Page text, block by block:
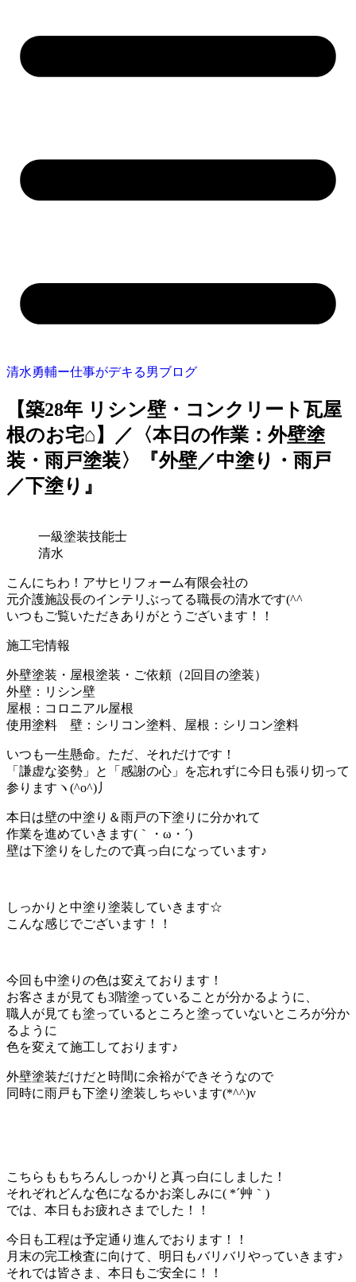
清水勇輔ー仕事がデキる男ブログ
【築28年 リシン壁・コンクリート瓦屋
根のお宅⌂】／〈本日の作業：外壁塗
装・雨戸塗装〉『外壁／中塗り・雨戸
／下塗り』
一級塗装技能士
清水
こんにちわ！アサヒリフォーム有限会社の
元介護施設長のインテリぶってる職長の清水です(^^ゞ
いつもご覧いただきありがとうございます！！
施工宅情報
外壁塗装・屋根塗装・ご依頼（2回目の塗装）
外壁：リシン壁
屋根：コロニアル屋根
使用塗料 壁：シリコン塗料、屋根：シリコン塗料
いつも一生懸命。ただ、それだけです！
「謙虚な姿勢」と「感謝の心」を忘れずに今日も張り切って
参りますヽ(^o^)丿
本日は壁の中塗り＆雨戸の下塗りに分かれて
作業を進めていきます(｀・ω・´)ゞ
壁は下塗りをしたので真っ白になっています♪
しっかりと中塗り塗装していきます☆
こんな感じでございます！！
今回も中塗りの色は変えております！
お客さまが見ても3階塗っていることが分かるように、
職人が見ても塗っているところと塗っていないところが分か
るように
色を変えて施工しております♪
外壁塗装だけだと時間に余裕ができそうなので
同時に雨戸も下塗り塗装しちゃいます(*^^)v
こちらももちろんしっかりと真っ白にしました！
それぞれどんな色になるかお楽しみに( *´艸｀)
では、本日もお疲れさまでした！！
今日も工程は予定通り進んでおります！！
月末の完工検査に向けて、明日もバリバリやっていきます♪
それでは皆さま、本日もご安全に！！